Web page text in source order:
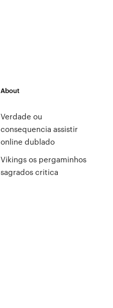
About
Verdade ou
consequencia assistir
online dublado
Vikings os pergaminhos
sagrados critica